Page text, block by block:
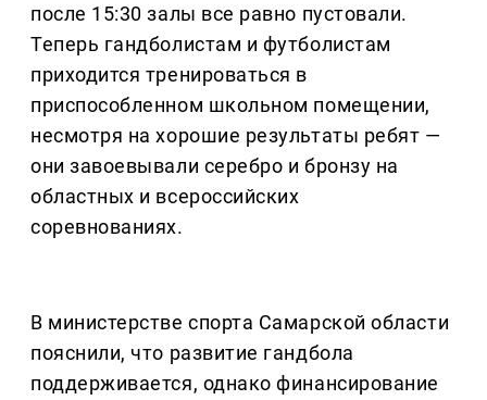
после 15:30 залы все равно пустовали.
Теперь гандболистам и футболистам
приходится тренироваться в
приспособленном школьном помещении,
несмотря на хорошие результаты ребят —
они завоевывали серебро и бронзу на
областных и всероссийских
соревнованиях.
В министерстве спорта Самарской области
пояснили, что развитие гандбола
поддерживается, однако финансирование